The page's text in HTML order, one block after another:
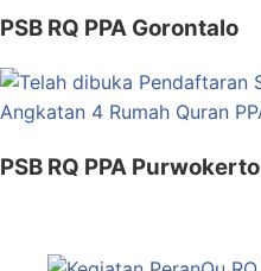
PSB RQ PPA Gorontalo
PSB RQ PPA Purwokerto